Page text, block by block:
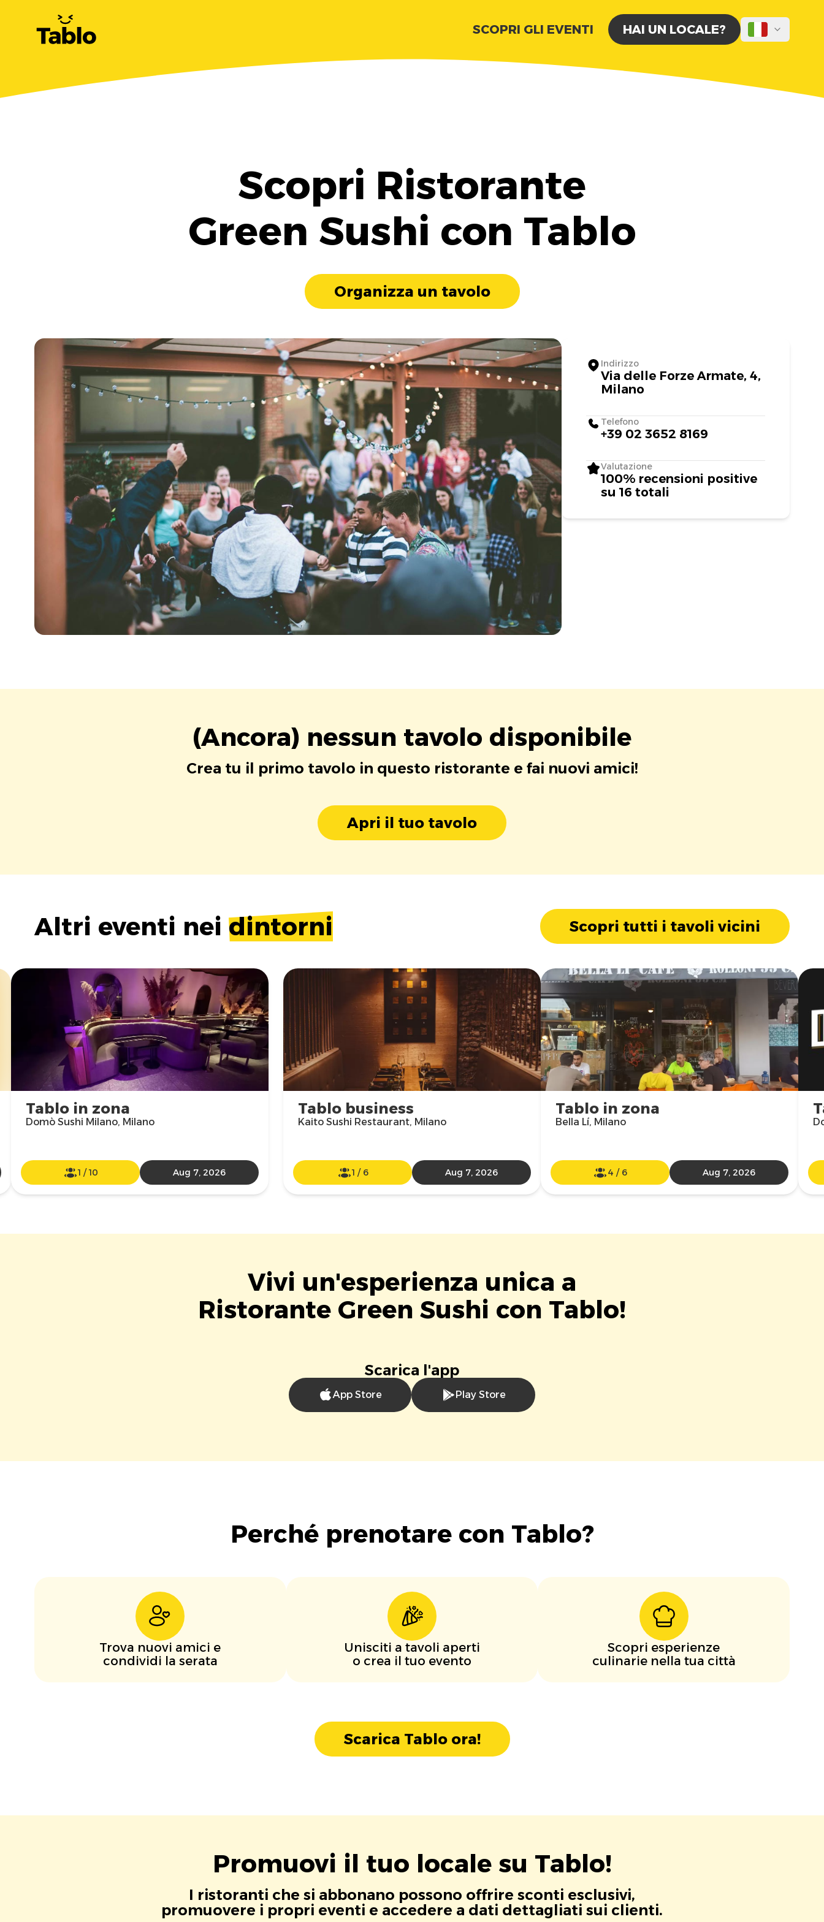
SCOPRI GLI EVENTI HAI UN LOCALE?
Scopri Ristorante
Green Sushi con Tablo
Organizza un tavolo
Indirizzo
Via delle Forze Armate, 4,
Milano
Telefono
+39 02 3652 8169
Valutazione
100% recensioni positive
su 16 totali
(Ancora) nessun tavolo disponibile
Crea tu il primo tavolo in questo ristorante e fai nuovi amici!
Apri il tuo tavolo
Altri eventi nei dintorni Scopri tutti i tavoli vicini
Tablo business
Kaito Sushi Restaurant, Milano
1 / 6 Aug 7, 2026
Tablo in zona
Bella Lí, Milano
4 / 6 Aug 7, 2026
Tablo in zona
Domò Sushi Milano, Milano
1 /10 Aug 7, 2026
Vivi un'esperienza unica a
Ristorante Green Sushi con Tablo!
Scarica l'app
App Store Play Store
Perché prenotare con Tablo?
Trova nuovi amici e
condividi la serata
Unisciti a tavoli aperti
o crea il tuo evento
Scopri esperienze
culinarie nella tua città
Scarica Tablo ora!
Promuovi il tuo locale su Tablo!
I ristoranti che si abbonano possono offrire sconti esclusivi,
promuovere i propri eventi e accedere a dati dettagliati sui clienti.